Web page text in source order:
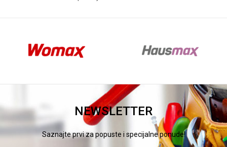
NEWSLETTER
Saznajte prvi za popuste i specijalne ponude!